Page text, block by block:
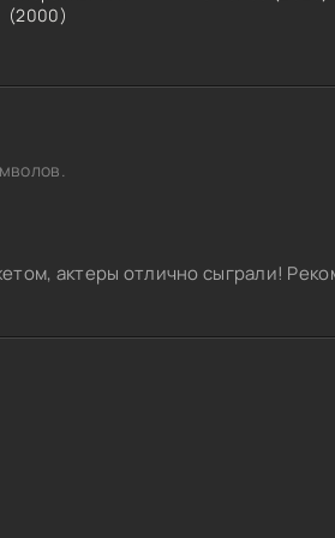
(2000)
актеры отлично сыграли!